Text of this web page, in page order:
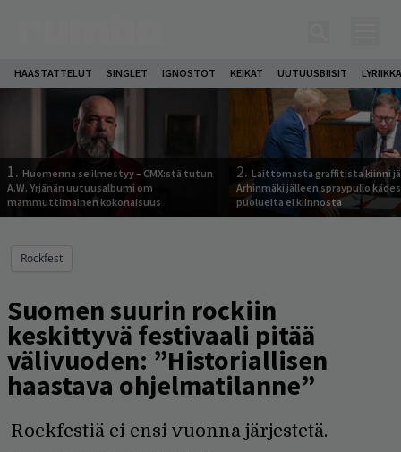
HAASTATTELUT SINGLET IGNOSTOT KEIKAT UUTUUSBIISIT
1. Huomenna se ilmestyy – CMX:stä tutun
A.W. Yrjänän uutuusalbumi om
mammuttimainen kokonaisuus
2. Laittomasta graffitista kiinni
Arhinmäki jälleen spraypullo
puolueita ei kiinnosta
Rockfest
Suomen suurin rockiin
keskittyvä festivaali pitää
välivuoden: ”Historiallisen
haastava ohjelmatilanne”
Rockfestiä ei ensi vuonna järjestetä.